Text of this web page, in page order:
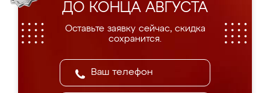
ДО КОНЦА АВГУСТА
Оставьте заявку сейчас, скидка
сохранится.